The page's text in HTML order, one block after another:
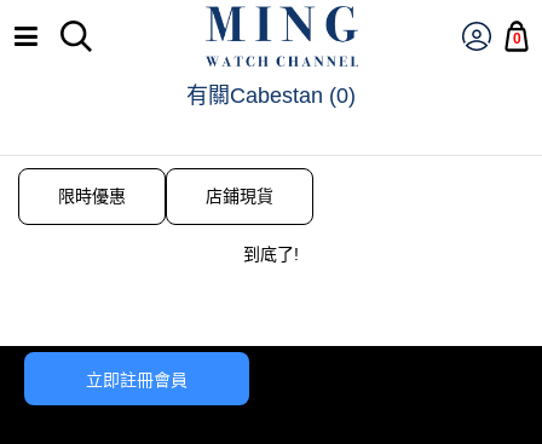
0
有關Cabestan (0)
限時優惠 店鋪現貨
到底了!
立即註冊會員